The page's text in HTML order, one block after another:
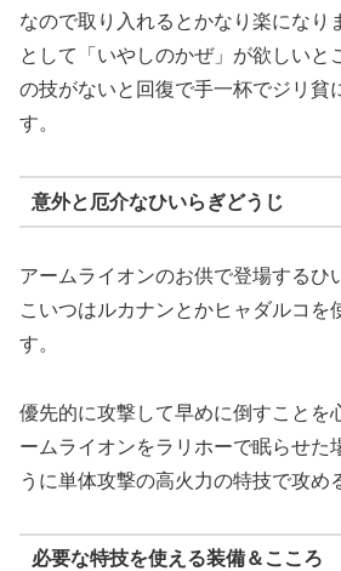
なので取り入れるとかなり楽になり
として「いやしのかぜ」が欲しいと
の技がないと回復で手一杯でジリ貧
す。
意外と厄介なひいらぎどうじ
アームライオンのお供で登場するひ
こいつはルカナンとかヒャダルコを
す。
優先的に攻撃して早めに倒すことを
ームライオンをラリホーで眠らせた
うに単体攻撃の高火力の特技で攻め
必要な特技を使える装備＆こころ